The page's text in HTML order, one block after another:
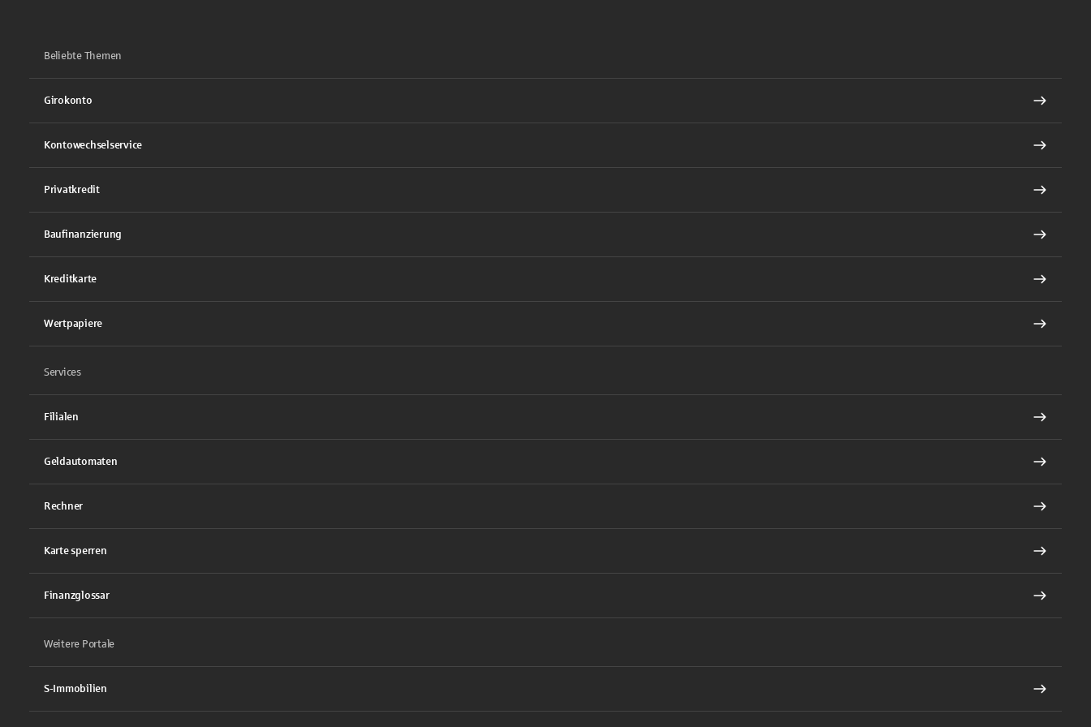
Beliebte Themen
Girokonto
Kontowechselservice
Privatkredit
Baufinanzierung
Kreditkarte
Wertpapiere
Services
Filialen
Geldautomaten
Rechner
Karte sperren
Finanzglossar
Weitere Portale
S-Immobilien